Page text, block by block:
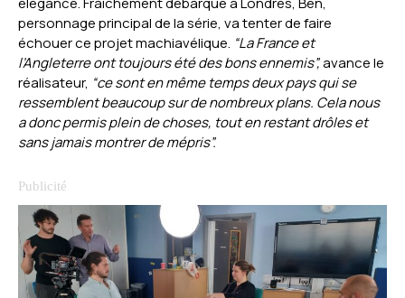
personnage principal de la série, va tenter de faire
échouer ce projet machiavélique. “La France et
l’Angleterre ont toujours été des bons ennemis”,avance le
réalisateur, “ce sont en même temps deux pays qui se
ressemblent beaucoup sur de nombreux plans. Cela nous
a donc permis plein de choses, tout en restant drôles et
sans jamais montrer de mépris”.